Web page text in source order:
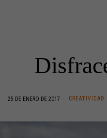
25 DE ENERO DE 2017 CREATIVIDAD